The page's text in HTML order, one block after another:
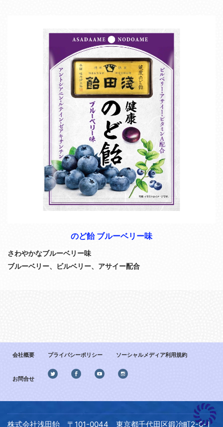
のど飴 ブルーベリー味
さわやかなブルーベリー味
ブルーベリー、ビルベリー、アサイー配合
会社概要 プライバシーポリシー ソーシャルメディア利用規約
お問合せ
株式会社浅田飴 〒101-0044 東京都千代田区鍛冶町2-6-1